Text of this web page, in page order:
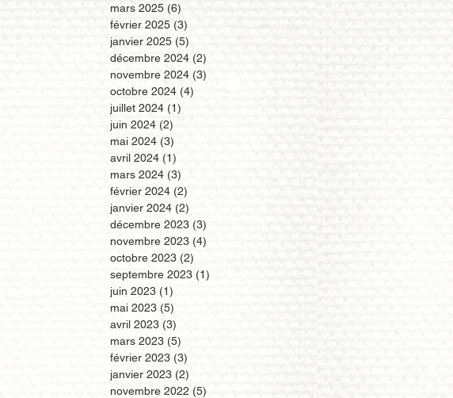
mars 2025 (6)
février 2025 (3)
janvier 2025 (5)
décembre 2024 (2)
novembre 2024 (3)
octobre 2024 (4)
juillet 2024 (1)
juin 2024 (2)
mai 2024 (3)
avril 2024 (1)
mars 2024 (3)
février 2024 (2)
janvier 2024 (2)
décembre 2023 (3)
novembre 2023 (4)
octobre 2023 (2)
septembre 2023 (1)
juin 2023 (1)
mai 2023 (5)
avril 2023 (3)
mars 2023 (5)
février 2023 (3)
janvier 2023 (2)
novembre 2022 (5)